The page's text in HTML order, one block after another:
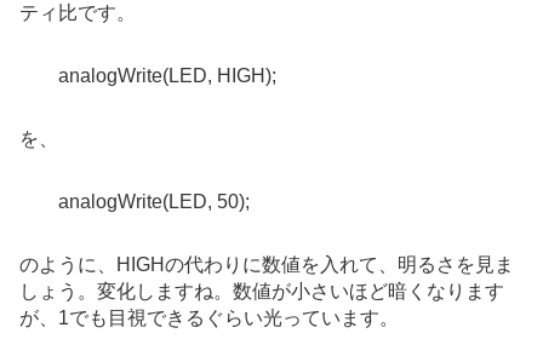
ティ比です。
analogWrite(LED, HIGH);
を、
analogWrite(LED, 50);
のように、HIGHの代わりに数値を入れて、明るさを見ま
しょう。変化しますね。数値が小さいほど暗くなります
が、1でも目視できるぐらい光っています。